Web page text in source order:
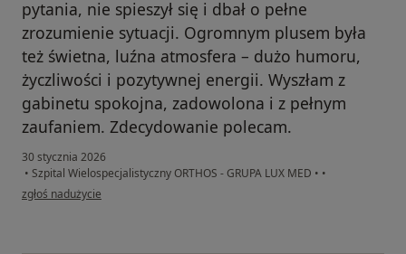
pytania, nie spieszył się i dbał o pełne
zrozumienie sytuacji. Ogromnym plusem była
też świetna, luźna atmosfera – dużo humoru,
życzliwości i pozytywnej energii. Wyszłam z
gabinetu spokojna, zadowolona i z pełnym
zaufaniem. Zdecydowanie polecam.
30 stycznia 2026
• Szpital Wielospecjalistyczny ORTHOS - GRUPA LUX MED • •
w opinii użytkownika Ania S.
zgłoś nadużycie